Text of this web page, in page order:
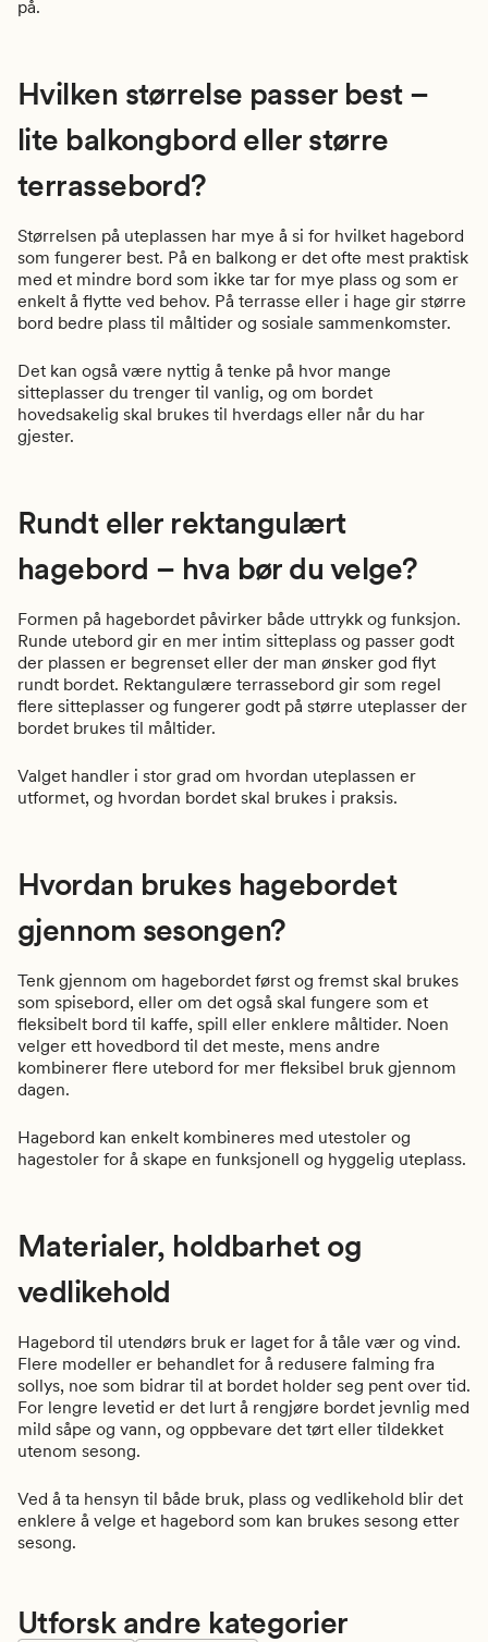
på.
Hvilken størrelse passer best –
lite balkongbord eller større
terrassebord?
Størrelsen på uteplassen har mye å si for hvilket hagebord
som fungerer best. På en balkong er det ofte mest praktisk
med et mindre bord som ikke tar for mye plass og som er
enkelt å flytte ved behov. På terrasse eller i hage gir større
bord bedre plass til måltider og sosiale sammenkomster.
Det kan også være nyttig å tenke på hvor mange
sitteplasser du trenger til vanlig, og om bordet
hovedsakelig skal brukes til hverdags eller når du har
gjester.
Rundt eller rektangulært
hagebord – hva bør du velge?
Formen på hagebordet påvirker både uttrykk og funksjon.
Runde utebord gir en mer intim sitteplass og passer godt
der plassen er begrenset eller der man ønsker god flyt
rundt bordet. Rektangulære terrassebord gir som regel
flere sitteplasser og fungerer godt på større uteplasser der
bordet brukes til måltider.
Valget handler i stor grad om hvordan uteplassen er
utformet, og hvordan bordet skal brukes i praksis.
Hvordan brukes hagebordet
gjennom sesongen?
Tenk gjennom om hagebordet først og fremst skal brukes
som spisebord, eller om det også skal fungere som et
fleksibelt bord til kaffe, spill eller enklere måltider. Noen
velger ett hovedbord til det meste, mens andre
kombinerer flere utebord for mer fleksibel bruk gjennom
dagen.
Hagebord kan enkelt kombineres med utestoler og
hagestoler for å skape en funksjonell og hyggelig uteplass.
Materialer, holdbarhet og
vedlikehold
Hagebord til utendørs bruk er laget for å tåle vær og vind.
Flere modeller er behandlet for å redusere falming fra
sollys, noe som bidrar til at bordet holder seg pent over tid.
For lengre levetid er det lurt å rengjøre bordet jevnlig med
mild såpe og vann, og oppbevare det tørt eller tildekket
utenom sesong.
Ved å ta hensyn til både bruk, plass og vedlikehold blir det
enklere å velge et hagebord som kan brukes sesong etter
sesong.
Utforsk andre kategorier